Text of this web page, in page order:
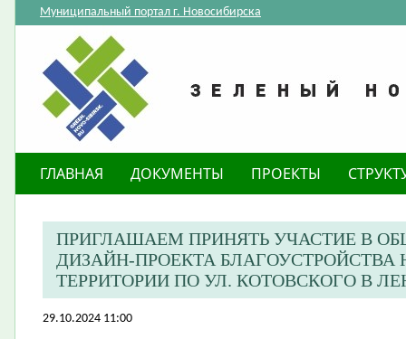
Муниципальный портал г. Новосибирска
ГЛАВНАЯ ДОКУМЕНТЫ ПРОЕКТЫ
ПРИГЛАШАЕМ ПРИНЯТЬ УЧАСТИЕ В
ДИЗАЙН-ПРОЕКТА
ТЕРРИТОРИИ ПО УЛ. КОТОВСКОГО В
29.10.2024 11:00